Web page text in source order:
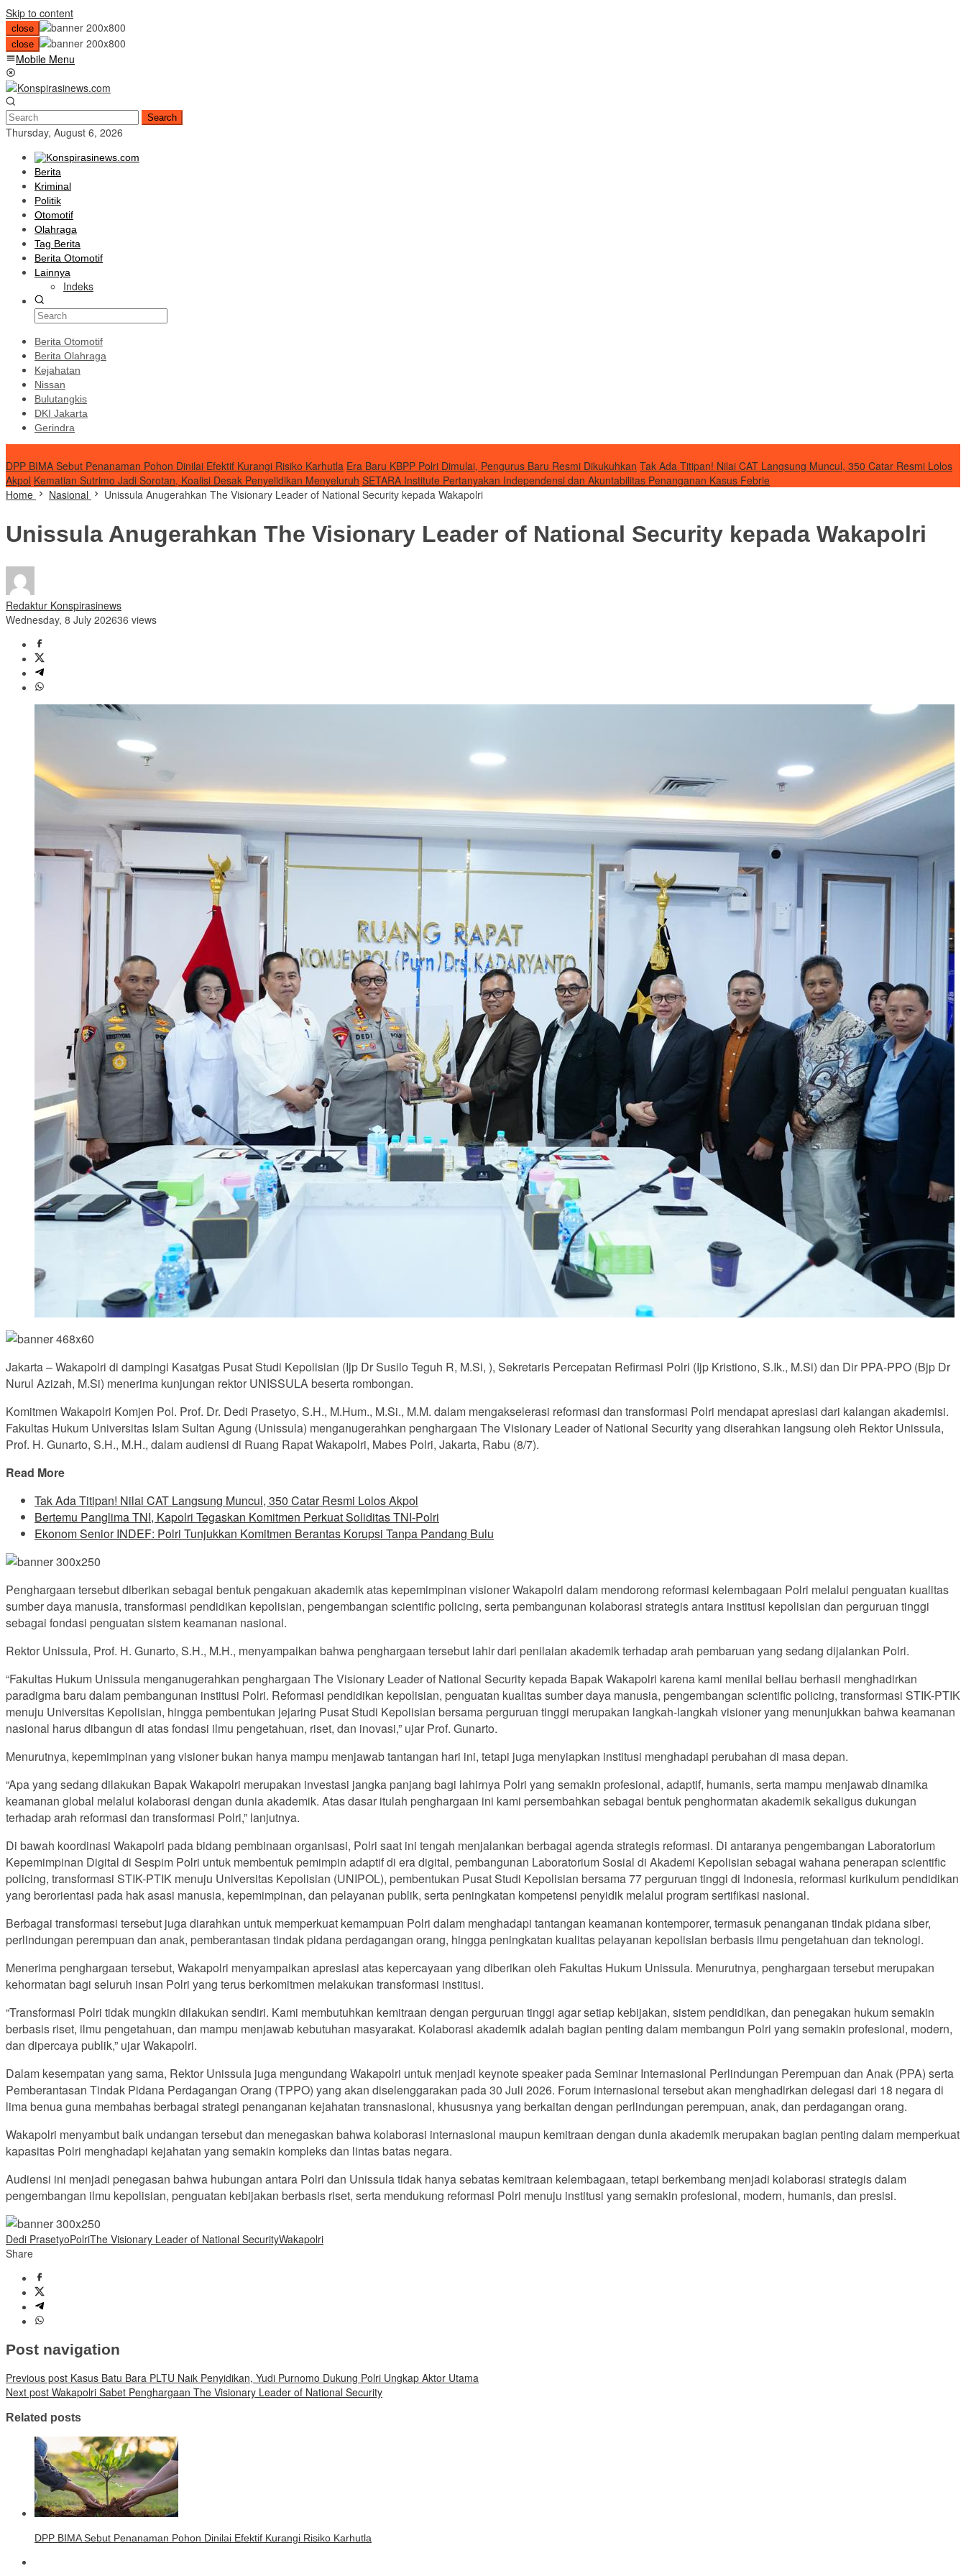
Skip to content
close
close
Mobile Menu
Search
Thursday, August 6, 2026
Berita
Kriminal
Politik
Otomotif
Olahraga
Tag Berita
Berita Otomotif
Lainnya
Indeks
Berita Otomotif
Berita Olahraga
Kejahatan
Nissan
Bulutangkis
DKI Jakarta
Gerindra
DPP BIMA Sebut Penanaman Pohon Dinilai Efektif Kurangi Risiko Karhutla Era Baru KBPP Polri Dimulai, Pengurus Baru Resmi Dikukuhkan Tak Ada Titipan! Nilai CAT Langsung Muncul, 350 Catar Resmi Lolos
Akpol Kematian Sutrimo Jadi Sorotan, Koalisi Desak Penyelidikan Menyeluruh SETARA Institute Pertanyakan Independensi dan Akuntabilitas Penanganan Kasus Febrie
Home
Nasional Unissula Anugerahkan The Visionary Leader of National Security kepada Wakapolri
Unissula Anugerahkan The Visionary Leader of National Security kepada Wakapolri
Redaktur Konspirasinews
Wednesday, 8 July 202636 views
Jakarta – Wakapolri di dampingi Kasatgas Pusat Studi Kepolisian (Ijp Dr Susilo Teguh R, M.Si, ), Sekretaris Percepatan Refirmasi Polri (Ijp Kristiono, S.Ik., M.Si) dan Dir PPA-PPO (Bjp Dr
Nurul Azizah, M.Si) menerima kunjungan rektor UNISSULA beserta rombongan.
Komitmen Wakapolri Komjen Pol. Prof. Dr. Dedi Prasetyo, S.H., M.Hum., M.Si., M.M. dalam mengakselerasi reformasi dan transformasi Polri mendapat apresiasi dari kalangan akademisi.
Fakultas Hukum Universitas Islam Sultan Agung (Unissula) menganugerahkan penghargaan The Visionary Leader of National Security yang diserahkan langsung oleh Rektor Unissula,
Prof. H. Gunarto, S.H., M.H., dalam audiensi di Ruang Rapat Wakapolri, Mabes Polri, Jakarta, Rabu (8/7).
Read More
Tak Ada Titipan! Nilai CAT Langsung Muncul, 350 Catar Resmi Lolos Akpol
Bertemu Panglima TNI, Kapolri Tegaskan Komitmen Perkuat Soliditas TNI-Polri
Ekonom Senior INDEF: Polri Tunjukkan Komitmen Berantas Korupsi Tanpa Pandang Bulu
Penghargaan tersebut diberikan sebagai bentuk pengakuan akademik atas kepemimpinan visioner Wakapolri dalam mendorong reformasi kelembagaan Polri melalui penguatan kualitas
sumber daya manusia, transformasi pendidikan kepolisian, pengembangan scientific policing, serta pembangunan kolaborasi strategis antara institusi kepolisian dan perguruan tinggi
sebagai fondasi penguatan sistem keamanan nasional.
Rektor Unissula, Prof. H. Gunarto, S.H., M.H., menyampaikan bahwa penghargaan tersebut lahir dari penilaian akademik terhadap arah pembaruan yang sedang dijalankan Polri.
“Fakultas Hukum Unissula menganugerahkan penghargaan The Visionary Leader of National Security kepada Bapak Wakapolri karena kami menilai beliau berhasil menghadirkan
paradigma baru dalam pembangunan institusi Polri. Reformasi pendidikan kepolisian, penguatan kualitas sumber daya manusia, pengembangan scientific policing, transformasi STIK-PTIK
menuju Universitas Kepolisian, hingga pembentukan jejaring Pusat Studi Kepolisian bersama perguruan tinggi merupakan langkah-langkah visioner yang menunjukkan bahwa keamanan
nasional harus dibangun di atas fondasi ilmu pengetahuan, riset, dan inovasi,” ujar Prof. Gunarto.
Menurutnya, kepemimpinan yang visioner bukan hanya mampu menjawab tantangan hari ini, tetapi juga menyiapkan institusi menghadapi perubahan di masa depan.
“Apa yang sedang dilakukan Bapak Wakapolri merupakan investasi jangka panjang bagi lahirnya Polri yang semakin profesional, adaptif, humanis, serta mampu menjawab dinamika
keamanan global melalui kolaborasi dengan dunia akademik. Atas dasar itulah penghargaan ini kami persembahkan sebagai bentuk penghormatan akademik sekaligus dukungan
terhadap arah reformasi dan transformasi Polri,” lanjutnya.
Di bawah koordinasi Wakapolri pada bidang pembinaan organisasi, Polri saat ini tengah menjalankan berbagai agenda strategis reformasi. Di antaranya pengembangan Laboratorium
Kepemimpinan Digital di Sespim Polri untuk membentuk pemimpin adaptif di era digital, pembangunan Laboratorium Sosial di Akademi Kepolisian sebagai wahana penerapan scientific
policing, transformasi STIK-PTIK menuju Universitas Kepolisian (UNIPOL), pembentukan Pusat Studi Kepolisian bersama 77 perguruan tinggi di Indonesia, reformasi kurikulum pendidikan
yang berorientasi pada hak asasi manusia, kepemimpinan, dan pelayanan publik, serta peningkatan kompetensi penyidik melalui program sertifikasi nasional.
Berbagai transformasi tersebut juga diarahkan untuk memperkuat kemampuan Polri dalam menghadapi tantangan keamanan kontemporer, termasuk penanganan tindak pidana siber,
perlindungan perempuan dan anak, pemberantasan tindak pidana perdagangan orang, hingga peningkatan kualitas pelayanan kepolisian berbasis ilmu pengetahuan dan teknologi.
Menerima penghargaan tersebut, Wakapolri menyampaikan apresiasi atas kepercayaan yang diberikan oleh Fakultas Hukum Unissula. Menurutnya, penghargaan tersebut merupakan
kehormatan bagi seluruh insan Polri yang terus berkomitmen melakukan transformasi institusi.
“Transformasi Polri tidak mungkin dilakukan sendiri. Kami membutuhkan kemitraan dengan perguruan tinggi agar setiap kebijakan, sistem pendidikan, dan penegakan hukum semakin
berbasis riset, ilmu pengetahuan, dan mampu menjawab kebutuhan masyarakat. Kolaborasi akademik adalah bagian penting dalam membangun Polri yang semakin profesional, modern,
dan dipercaya publik,” ujar Wakapolri.
Dalam kesempatan yang sama, Rektor Unissula juga mengundang Wakapolri untuk menjadi keynote speaker pada Seminar Internasional Perlindungan Perempuan dan Anak (PPA) serta
Pemberantasan Tindak Pidana Perdagangan Orang (TPPO) yang akan diselenggarakan pada 30 Juli 2026. Forum internasional tersebut akan menghadirkan delegasi dari 18 negara di
lima benua guna membahas berbagai strategi penanganan kejahatan transnasional, khususnya yang berkaitan dengan perlindungan perempuan, anak, dan perdagangan orang.
Wakapolri menyambut baik undangan tersebut dan menegaskan bahwa kolaborasi internasional maupun kemitraan dengan dunia akademik merupakan bagian penting dalam memperkuat
kapasitas Polri menghadapi kejahatan yang semakin kompleks dan lintas batas negara.
Audiensi ini menjadi penegasan bahwa hubungan antara Polri dan Unissula tidak hanya sebatas kemitraan kelembagaan, tetapi berkembang menjadi kolaborasi strategis dalam
pengembangan ilmu kepolisian, penguatan kebijakan berbasis riset, serta mendukung reformasi Polri menuju institusi yang semakin profesional, modern, humanis, dan presisi.
Dedi PrasetyoPolriThe Visionary Leader of National SecurityWakapolri
Share
Post navigation
Previous post Kasus Batu Bara PLTU Naik Penyidikan, Yudi Purnomo Dukung Polri Ungkap Aktor Utama
Next post Wakapolri Sabet Penghargaan The Visionary Leader of National Security
Related posts
DPP BIMA Sebut Penanaman Pohon Dinilai Efektif Kurangi Risiko Karhutla